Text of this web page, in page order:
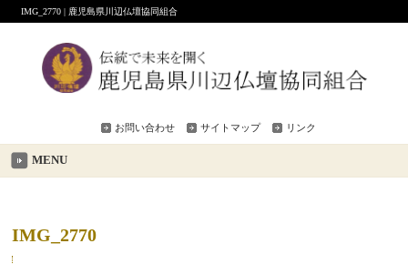
IMG_2770 | 鹿児島県川辺仏壇協同組合
お問い合わせ サイトマップ リンク
MENU
IMG_2770